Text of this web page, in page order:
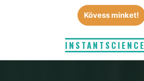
INSTANTSCIENCE
Kövess minket!